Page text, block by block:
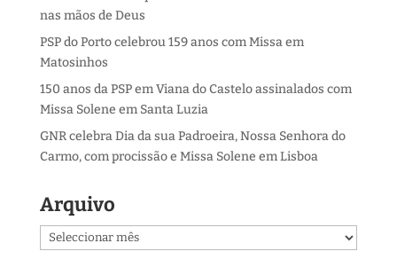
nas mãos de Deus
PSP do Porto celebrou 159 anos com Missa em
Matosinhos
150 anos da PSP em Viana do Castelo assinalados com
Missa Solene em Santa Luzia
GNR celebra Dia da sua Padroeira, Nossa Senhora do
Carmo, com procissão e Missa Solene em Lisboa
Arquivo
Arquivo